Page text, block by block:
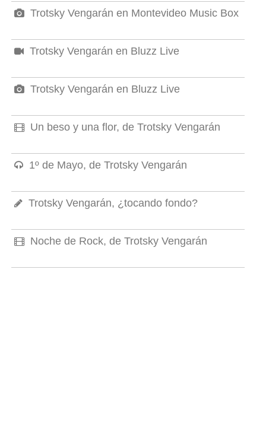
Trotsky Vengarán en Montevideo Music Box
Trotsky Vengarán en Bluzz Live
Trotsky Vengarán en Bluzz Live
Un beso y una flor, de Trotsky Vengarán
1º de Mayo, de Trotsky Vengarán
Trotsky Vengarán, ¿tocando fondo?
Noche de Rock, de Trotsky Vengarán